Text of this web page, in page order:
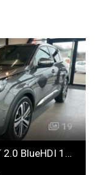
19
PEUGEOT 3008 GT 2.0 BlueHDI 180 EAT8